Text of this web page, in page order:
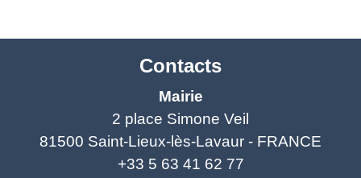
Contacts
Mairie
2 place Simone Veil
81500 Saint-Lieux-lès-Lavaur - FRANCE
+33 5 63 41 62 77